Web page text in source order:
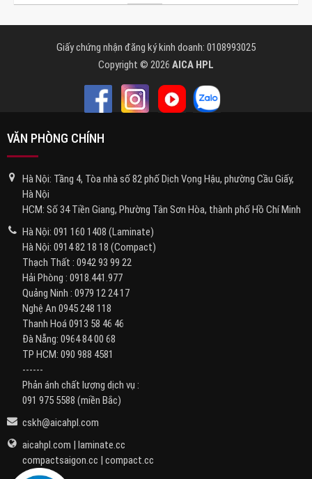
Giấy chứng nhận đăng ký kinh doanh: 0108993025
Copyright © 2026 AICA HPL
VĂN PHÒNG CHÍNH
Hà Nội: Tầng 4, Tòa nhà số 82 phố Dịch Vọng Hậu, phường Cầu Giấy,
Hà Nội
HCM: Số 34 Tiền Giang, Phường Tân Sơn Hòa, thành phố Hồ Chí Minh
Hà Nội: 091 160 1408 (Laminate)
Hà Nội: 0914 82 18 18 (Compact)
Thạch Thất : 0942 93 99 22
Hải Phòng : 0918.441.977
Quảng Ninh : 0979 12 24 17
Nghệ An 0945 248 118
Thanh Hoá0913 58 46 46
Đà Nẵng: 0964 84 00 68
TP HCM: 090 988 4581
------
Phản ánh chất lượng dịch vụ :
091 975 5588 (miền Bắc)
cskh@aicahpl.com
aicahpl.com | laminate.cc
compactsaigon.cc | compact.cc